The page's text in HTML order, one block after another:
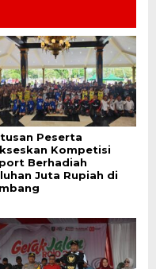
Peserta
Kompetisi
Berhadiah
Juta Rupiah di